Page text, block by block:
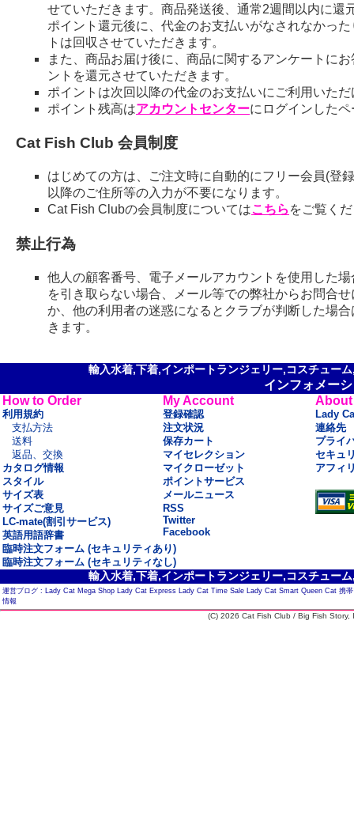
せていただきます。商品発送後、通常2週間以内に還
ポイント還元後に、代金のお支払いがなされなかっ
トは回収させていただきます。
また、商品お届け後に、商品に関するアンケートに
ントを還元させていただきます。
ポイントは次回以降の代金のお支払いにご利用いた
ポイント残高はアカウントセンターにログインした
Cat Fish Club 会員制度
はじめての方は、ご注文時に自動的にフリー会員(登
以降のご住所等の入力が不要になります。
Cat Fish Clubの会員制度についてはこちら をご覧く
禁止行為
他人の顧客番号、電子メールアカウントを使用した
を引き取らない場合、メール等での弊社からお問合
か、他の利用者の迷惑になるとクラブが判断した場
きます。
輸入水着,下着,インポートランジェリー,コスチュー
インフォメー
How to Order
利用規約
支払方法
送料
返品、交換
カタログ情報
スタイル
サイズ表
サイズご意見
LC-mate(割引サービス)
英語用語辞書
My Account
登録確認
注文状況
保存カート
マイセレクション
マイクローゼット
ポイントサービス
メールニュース
RSS
Twitter
Facebook
About
Lady
連絡先
プライ
セキュ
アフィ
臨時注文フォーム (セキュリティあり)
臨時注文フォーム (セキュリティなし)
輸入水着,下着,インポートランジェリー,コスチュー
運営ブログ : Lady Cat Mega Shop Lady Cat Express Lady Cat Time Sale Lady Cat Smart Queen Cat 携
情報
(C) 2026 Cat Fish Club / Big Fish Story,